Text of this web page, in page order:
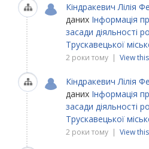
Кіндракевич Лілія
даних Інформація
засади діяльності
Трускавецької
2 роки тому | View
Кіндракевич Лілія
даних Інформація
засади діяльності
Трускавецької
2 роки тому | View